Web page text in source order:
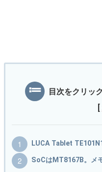
目次をクリッ
LUCA Tablet
SoCはMT8167B。メ